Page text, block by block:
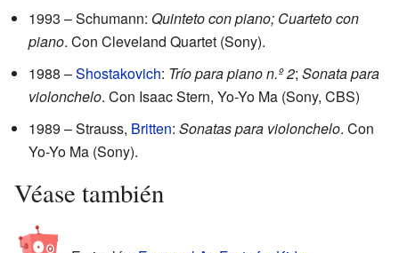
1993 – Schumann: Quinteto con piano; Cuarteto con
piano. Con Cleveland Quartet (Sony).
1988 –Shostakovich: Trío para piano n.º 2; Sonata para
violonchelo. Con Isaac Stern, Yo-Yo Ma (Sony, CBS)
1989 – Strauss, Britten: Sonatas para violonchelo. Con
Yo-Yo Ma (Sony).
Véase también